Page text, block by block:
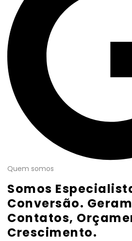
Quem somos
Somos
Conversão.
Contatos,
Crescimento.